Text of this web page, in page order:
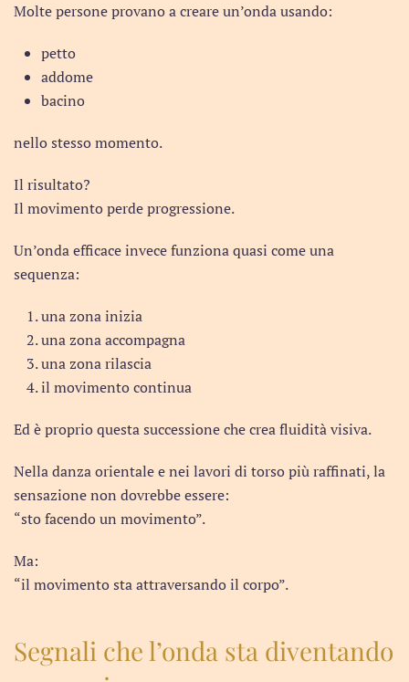
Molte persone provano a creare un’onda usando:
petto
addome
bacino
nello stesso momento.
Il risultato?
Il movimento perde progressione.
Un’onda efficace invece funziona quasi come una
sequenza:
una zona inizia
una zona accompagna
una zona rilascia
il movimento continua
Ed è proprio questa successione che crea fluidità visiva.
Nella danza orientale e nei lavori di torso più raffinati, la
sensazione non dovrebbe essere:
“sto facendo un movimento”.
Ma:
“il movimento sta attraversando il corpo”.
Segnali che l’onda sta diventando